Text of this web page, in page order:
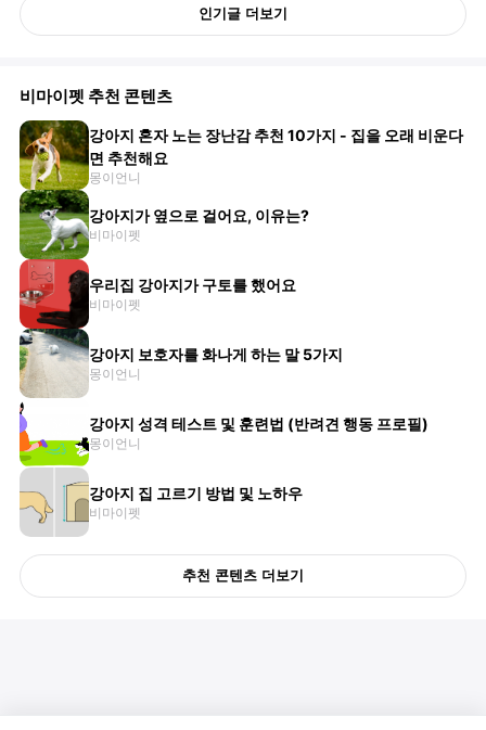
인기글 더보기
비마이펫 추천 콘텐츠
강아지 혼자 노는 장난감 추천 10가지 - 집을 오래 비운다
면 추천해요
몽이언니
강아지가 옆으로 걸어요, 이유는?
비마이펫
우리집 강아지가 구토를 했어요
비마이펫
강아지 보호자를 화나게 하는 말 5가지
몽이언니
강아지 성격 테스트 및 훈련법 (반려견 행동 프로필)
몽이언니
강아지 집 고르기 방법 및 노하우
비마이펫
추천 콘텐츠 더보기